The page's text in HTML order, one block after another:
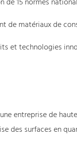
de matériaux de
et technologies
entreprise de
des surfaces en